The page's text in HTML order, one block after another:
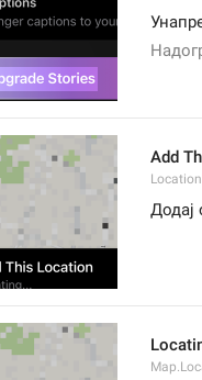
Add
Додај